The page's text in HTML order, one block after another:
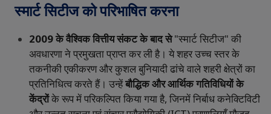
स्मार्टसिटीजकोपरिभाषितकरना
2009केवैश्विकवित्तीयसंकटकेबादसे"स्मार्टसिटीज" की
अवधारणानेप्रमुखताप्राप्तकरलीहै। येशहरउच्चस्तरके
तकनीकीएकीकरणऔरकुशलबुनियादीढांचेवालेशहरीक्षेत्रोंका
प्रतिनिधित्वकरतेहैं। उन्हेंबौद्धिकऔरआर्थिकगतिविधियोंके
केंद्रोंकेरूपमेंपरिकल्पितकियागयाहै, जिनमेंनिर्बाधकनेक्टिविटी